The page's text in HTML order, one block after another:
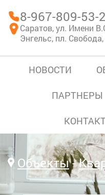
8-967-809-53-
Саратов, ул. Имени
Энгельс, пл.
НОВОСТИ
ПАРТНЕРЫ
Объекты